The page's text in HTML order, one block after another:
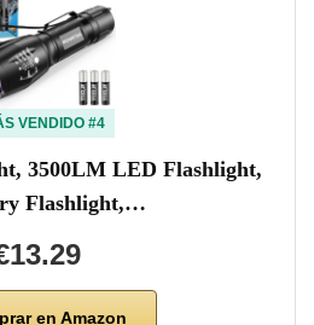
VENDIDO #4
3500LM LED Flashlight,
Flashlight,…
en Amazon